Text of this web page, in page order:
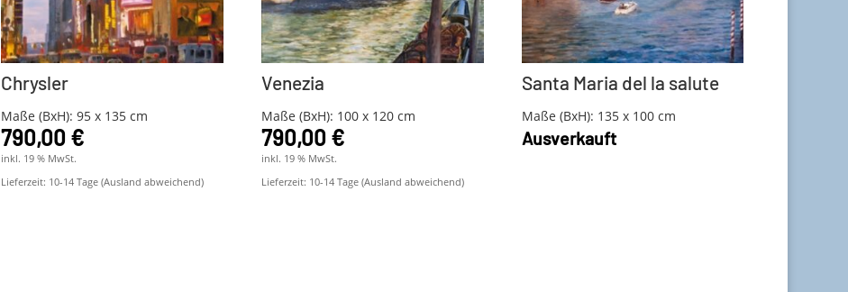
Chrysler
Maße (BxH): 95 x 135 cm
790,00 €
inkl. 19 % MwSt.
Lieferzeit: 10-14 Tage (Ausland abweichend)
Venezia
Maße (BxH): 100 x 120 cm
790,00 €
inkl. 19 % MwSt.
Lieferzeit: 10-14 Tage (Ausland abweichend)
Santa Maria del la salute
Maße (BxH): 135 x 100 cm
Ausverkauft